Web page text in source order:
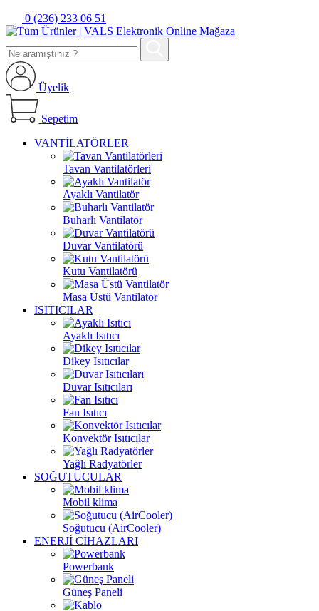
0 (236) 233 06 51
Üyelik
Sepetim
VANTİLATÖRLER
Tavan Vantilatörleri
Ayaklı Vantilatör
Buharlı Vantilatör
Duvar Vantilatörü
Kutu Vantilatörü
Masa Üstü Vantilatör
ISITICILAR
Ayaklı Isıtıcı
Dikey Isıtıcılar
Duvar Isıtıcıları
Fan Isıtıcı
Konvektör Isıtıcılar
Yağlı Radyatörler
SOĞUTUCULAR
Mobil klima
Soğutucu (AirCooler)
ENERJİ CİHAZLARI
Powerbank
Güneş Paneli